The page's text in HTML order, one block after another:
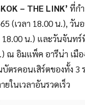
– THE LINK’ ที่ก
(เวลา 18.00 น.), วัน
18.00 น.) และวันจันท
.) ณ อิมแพ็ค อารีน่า เมื
ตรคอนเสิร์ตของทั้ง 3
ในเวลาอันรวดเร็ว